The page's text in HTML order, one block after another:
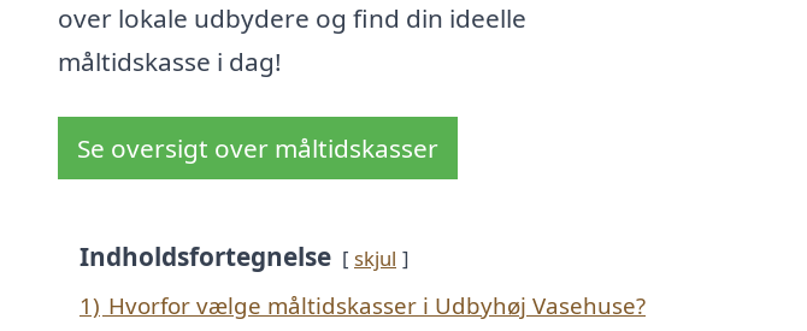
over lokale udbydere og find din ideelle
måltidskasse i dag!
Se oversigt over måltidskasser
Indholdsfortegnelse skjul
1) Hvorfor vælge måltidskasser i Udbyhøj Vasehuse?